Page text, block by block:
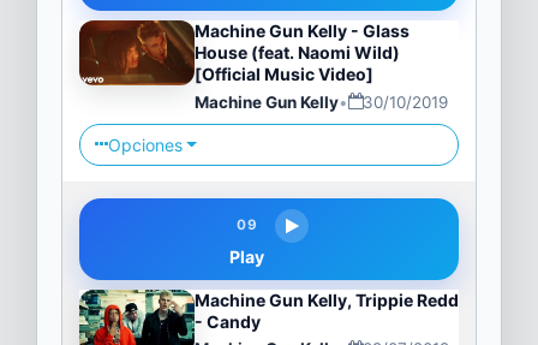
Machine Gun Kelly - Glass
House (feat. Naomi Wild)
[Official Music Video]
Machine Gun Kelly• 30/10/2019
Opciones
09
Play
Machine Gun Kelly, Trippie Redd
- Candy